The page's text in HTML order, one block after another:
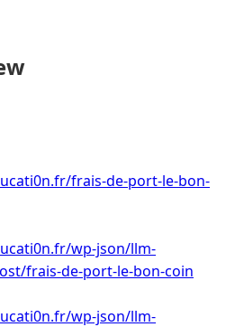
frais-de-port-le-bon-
wp-json/llm-
frais-de-port-le-bon-coin
wp-json/llm-